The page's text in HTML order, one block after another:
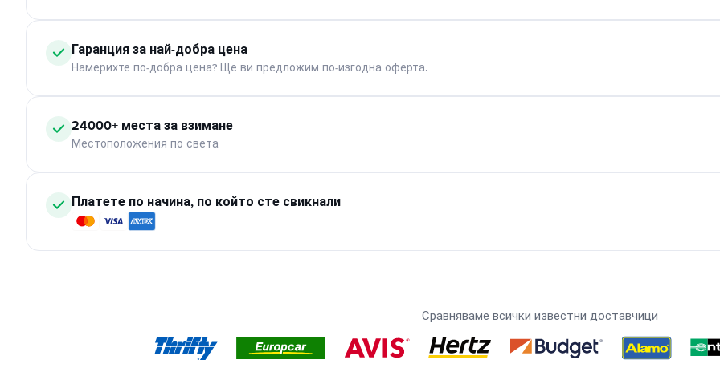
Гаранция за най-добра цена
Намерихте по-добра цена? Ще ви предложим по-изгодна оферта.
24000+ места за взимане
Местоположения по света
Платете по начина, по който сте свикнали
Сравняваме всички известни доставчици